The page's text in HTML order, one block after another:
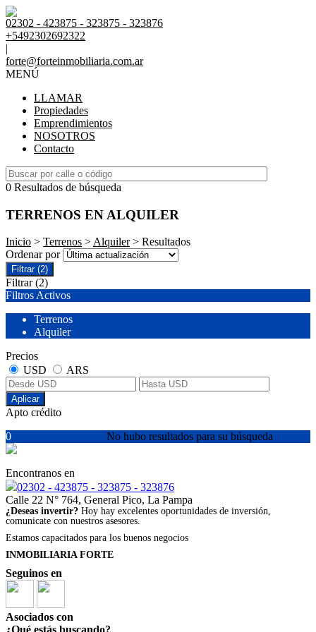
02302 - 423875 - 323875 - 323876
+5492302692322
|
forte@forteinmobiliaria.com.ar
MENÚ
LLAMAR
Propiedades
Emprendimientos
NOSOTROS
Contacto
0 Resultados de búsqueda
TERRENOS EN ALQUILER
Inicio > Terrenos >Alquiler> Resultados
Ordenar por
Filtrar (2)
Filtrar (2)
Filtros Activos
Terrenos
Alquiler
Precios
USD
ARS
Aplicar
Apto crédito
No hubo resultados para su búsqueda
0
Encontranos en
02302 - 423875 - 323875 - 323876
Calle 22 N° 764, General Pico, La Pampa
¿Deseas invertir? Hoy hay excelentes oportunidades de inversión,
comunicate con nuestros asesores.
Estamos capacitados para los buenos negocios
INMOBILIARIA FORTE
Seguinos en
Asociados con